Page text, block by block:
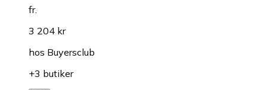
fr.
3 204 kr
hos Buyersclub
+3 butiker